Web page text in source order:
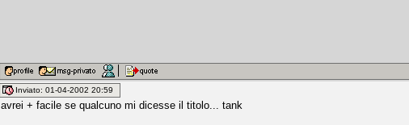
Inviato: 01-04-2002 20:59
avrei + facile se qualcuno mi dicesse il titolo... tank